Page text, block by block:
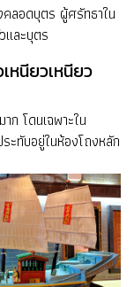
ลอดบุตร ผู้ศรัทธาใน
และบุตร
หนียวเหนียว
ก โดนเฉพาะใน
ระทับอยู่ในห้องโถงหลัก